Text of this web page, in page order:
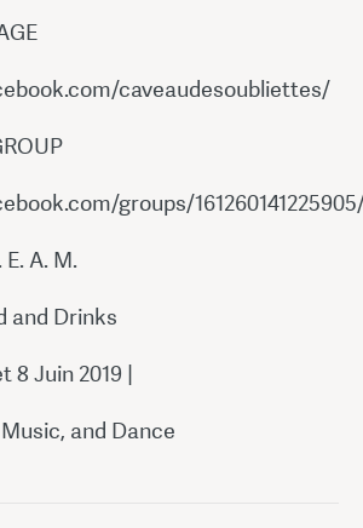
caveaudesoubliettes/
groups/
E. A. M.
and Drinks
8 Juin 2019 |
and Dance